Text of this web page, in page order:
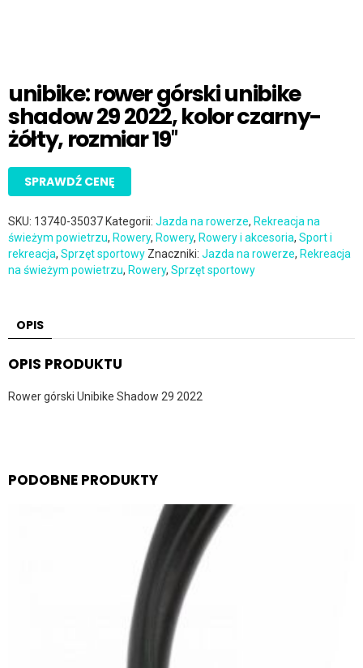
unibike: rower górski unibike
shadow 29 2022, kolor czarny-
żółty, rozmiar 19″
SPRAWDŹ CENĘ
SKU: 13740-35037 Kategorii: Jazda na rowerze, Rekreacja na
świeżym powietrzu, Rowery, Rowery, Rowery i akcesoria, Sport i
rekreacja, Sprzęt sportowy Znaczniki: Jazda na rowerze, Rekreacja
na świeżym powietrzu, Rowery, Sprzęt sportowy
OPIS
OPIS PRODUKTU
Rower górski Unibike Shadow 29 2022
PODOBNE PRODUKTY